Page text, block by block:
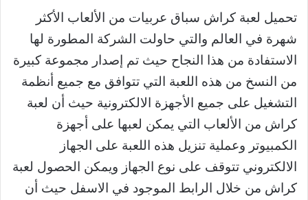
تحميل لعبة كراش سباق عربيات من الألعاب الأكثر
شهرة في العالم والتي حاولت الشركة المطورة لها
الاستفادة من هذا النجاح حيث تم إصدار مجموعة كبيرة
من النسخ من هذه اللعبة التي تتوافق مع جميع أنظمة
التشغيل على جميع الأجهزة الالكترونية حيث أن لعبة
كراش من الألعاب التي يمكن لعبها على أجهزة
الكمبيوتر وعملية تنزيل هذه اللعبة على الجهاز
الالكتروني تتوقف على نوع الجهاز ويمكن الحصول لعبة
كراش من خلال الرابط الموجود في الاسفل حيث أن